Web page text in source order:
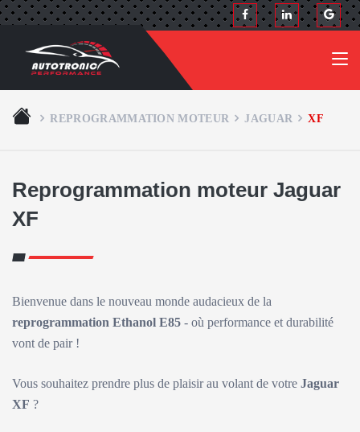
REPROGRAMMATION MOTEUR JAGUAR XF
Reprogrammation moteur Jaguar
XF
Bienvenue dans le nouveau monde audacieux de la
reprogrammation Ethanol E85 - où performance et durabilité
vont de pair !
Vous souhaitez prendre plus de plaisir au volant de votre Jaguar
XF ?